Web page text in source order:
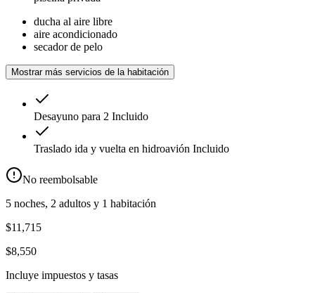
ducha al aire libre
aire acondicionado
secador de pelo
Mostrar más servicios de la habitación
Desayuno para 2 Incluido
Traslado ida y vuelta en hidroavión Incluido
No reembolsable
5 noches, 2 adultos y 1 habitación
$11,715
$8,550
Incluye impuestos y tasas